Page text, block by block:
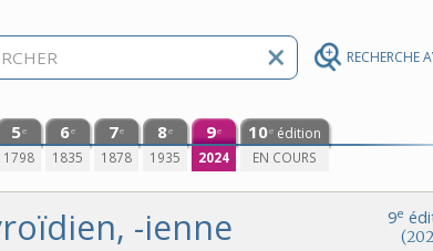
RECHERCHE
5e
1798
6e
1835
7e
1878
8e
1935
9e
2024
10e édition
EN COURS
9e
-ienne